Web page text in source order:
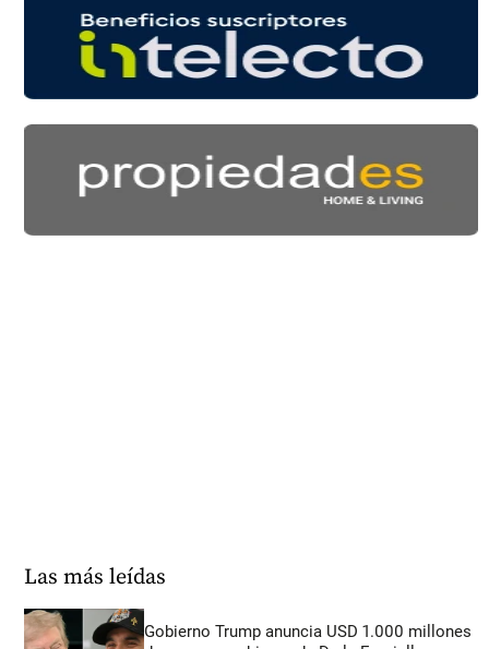
Las más leídas
Gobierno Trump anuncia USD 1.000 millones